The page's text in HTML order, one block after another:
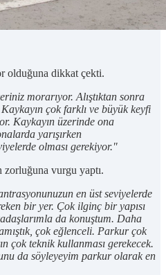
olduğuna dikkat çekti.
morarıyor. Alıştıktan sonra
çok farklı ve büyük keyfi
Kaykayın üzerinde ona
yarışırken
olması gerekiyor."
zorluğuna vurgu yaptı.
en üst seviyelerde
bir yer. Çok ilginç bir yapısı
da konuştum. Daha
çok eğlenceli. Parkur çok
çok teknik kullanması gerekecek.
da söyleyeyim parkur olarak en